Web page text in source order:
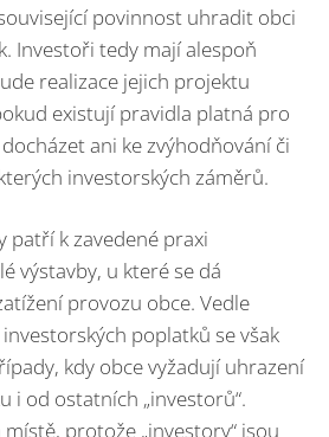
povinnost uhradit obci
Investoři tedy mají alespoň
realizace jejich projektu
existují pravidla platná pro
ani ke zvýhodňování či
investorských záměrů.
patří k zavedené praxi
výstavby, u které se dá
provozu obce. Vedle
poplatků se však
kdy obce vyžadují uhrazení
i od ostatních „investorů“.
protože „investory“ jsou